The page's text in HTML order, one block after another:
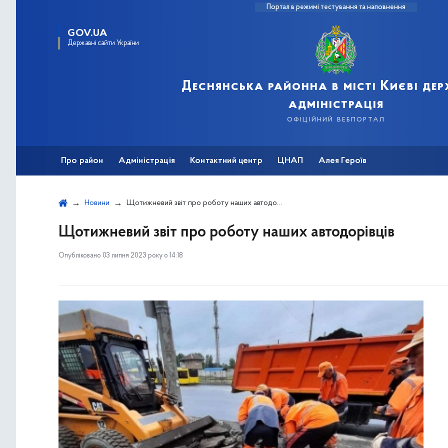
Портал в режимі тестування та наповнення
GOV.UA
Державні сайти України
Деснянська районна в місті Києві
адміністрація
офіційний вебпортал
Про район Адміністрація Контактний центр ЦНАП Алея Героїв
Новини Щотижневий звіт про роботу наших автодорівців
Щотижневий звіт про роботу наших автодорівців
Опубліковано 03 липня 2023 року о 14:18